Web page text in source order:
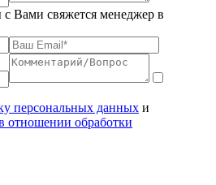
Вами свяжется менеджер в
персональных данных и
отношении обработки